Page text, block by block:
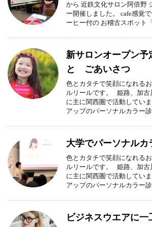
から 近鉄文化サロン阿倍野
ー開催しました。 cafe感覚
ーヒー付の お稽古スポット
新サロンオープン予
と ごあいさつ
色とカタチで笑顔になれる
ルリールです。 姫路、加古
に主に関西圏で活動してい
アップのパーソナルカラー
大学でパーソナルカ
色とカタチで笑顔になれる
ルリールです。 姫路、加古
に主に関西圏で活動してい
アップのパーソナルカラー
ビジネスウエアに一